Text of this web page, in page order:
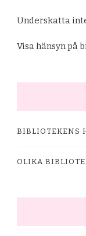
Underskatta
Visa hänsyn på
BIBLIOTEKENS
OLIKA